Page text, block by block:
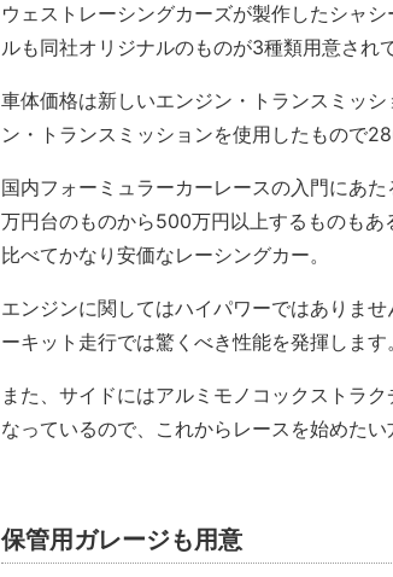
ウェストレーシングカーズが製作したシャ
ルも同社オリジナルのものが3種類用意され
車体価格は新しいエンジン・トランスミッ
ン・トランスミッションを使用したもので
国内フォーミュラーカーレースの入門にあ
万円台のものから500万円以上するものも
比べてかなり安価なレーシングカー。
エンジンに関してはハイパワーではありま
ーキット走行では驚くべき性能を発揮します。
また、サイドにはアルミモノコックストラ
なっているので、これからレースを始めた
保管用ガレージも用意